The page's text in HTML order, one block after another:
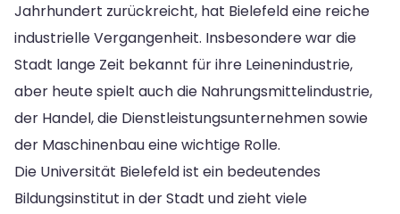
Jahrhundert zurückreicht, hat Bielefeld eine reiche
industrielle Vergangenheit. Insbesondere war die
Stadt lange Zeit bekannt für ihre Leinenindustrie,
aber heute spielt auch die Nahrungsmittelindustrie,
der Handel, die Dienstleistungsunternehmen sowie
der Maschinenbau eine wichtige Rolle.
Die Universität Bielefeld ist ein bedeutendes
Bildungsinstitut in der Stadt und zieht viele